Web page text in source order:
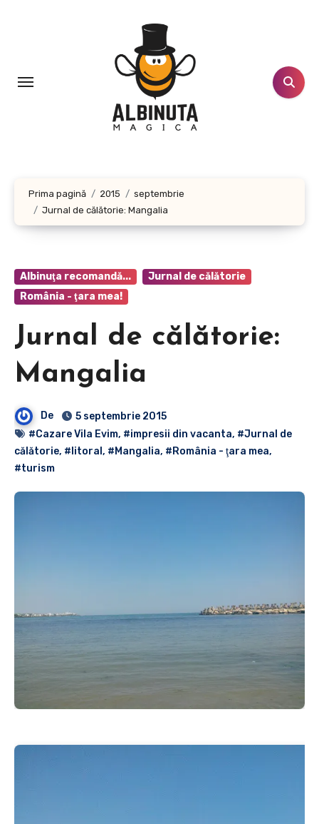
Prima pagină 2015
septembrie
Jurnal de călătorie: Mangalia
Albinuţa recomandă...
Jurnal de călătorie
România - ţara mea!
Jurnal de călătorie:
Mangalia
De
5 septembrie 2015
#Cazare Vila Evim, #impresii din vacanta, #Jurnal de
călătorie, #litoral , #Mangalia, #România - ţara mea,
#turism